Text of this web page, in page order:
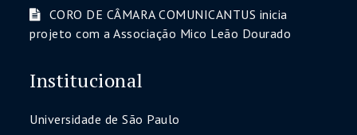
CORO DE CÂMARA COMUNICANTUS inicia
projeto com a Associação Mico Leão Dourado
Institucional
Universidade de São Paulo